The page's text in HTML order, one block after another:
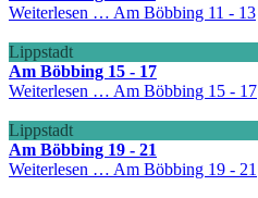
Weiterlesen … Am Böbbing 11 - 13
Lippstadt
Am Böbbing 15 - 17
Weiterlesen … Am Böbbing 15 - 17
Lippstadt
Am Böbbing 19 - 21
Weiterlesen … Am Böbbing 19 - 21